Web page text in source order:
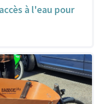
à l'eau pour